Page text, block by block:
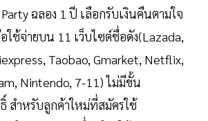
ฉลอง 1 ปี เลือกรับเงินคืนตามใจ
ใช้จ่ายบน 11 เว็บไซต์ชื่อดัง(Lazada,
Taobao, Gmarket, Netflix,
Nintendo, 7-11) ไม่มีขั้น
สำหรับลูกค้าใหม่ที่สมัครใช้